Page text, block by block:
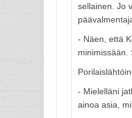
sellainen. Jo
- Näen, että
minimissään.
- Mielelläni
ainoa asia,